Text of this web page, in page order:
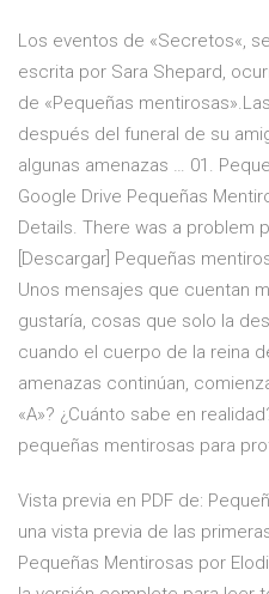
Los eventos de «Secretos«,
escrita por Sara Shepard,
de «Pequeñas
después del funeral de su
algunas amenazas … 01.
Google Drive Pequeñas
Details. There was a problem
[Descargar] Pequeñas
Unos mensajes que cuentan
gustaría, cosas que solo la
cuando el cuerpo de la reina
amenazas continúan,
«A»? ¿Cuánto sabe en
pequeñas mentirosas para
Vista previa en PDF de:
una vista previa de las
Pequeñas Mentirosas por